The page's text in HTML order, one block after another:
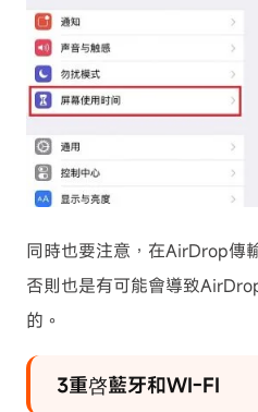
同時也要注意，在AirDrop傳
否則也是有可能會導致
的。
3重啓藍牙和WI-FI